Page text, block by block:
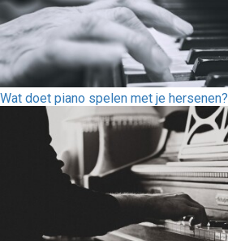
Wat doet piano spelen met je hersenen?